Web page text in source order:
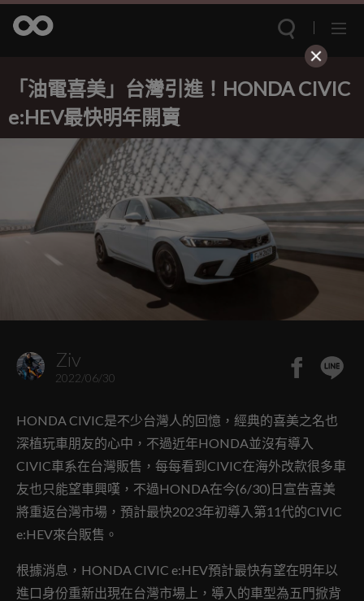
「油電喜美」台灣引進！HONDA CIVIC
e:HEV最快明年開賣
Ziv
2022/06/30
HONDA CIVIC是不少台灣人的回憶，經典的喜美之名也
深植玩車朋友的心中，不過近年HONDA並沒有導入
CIVIC車系在台灣販售，每每看到CIVIC在海外改款很多車
友也只能望車興嘆，不過HONDA在今(6/30)日宣告喜美
將重返台灣市場，預計最快2023年初導入第11代的CIVIC
e:HEV來台販售。
根據消息，HONDA CIVIC e:HEV預計最快有望在明年以
進口身份重新出現在台灣市場上，導入的車型為五門掀背